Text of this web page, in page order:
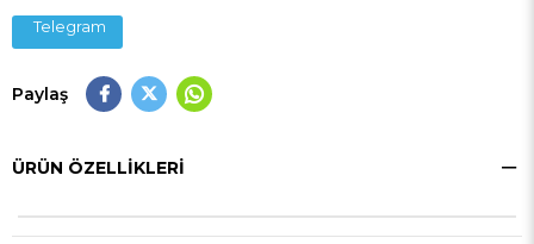
Telegram
Paylaş
ÜRÜN ÖZELLIKLERI